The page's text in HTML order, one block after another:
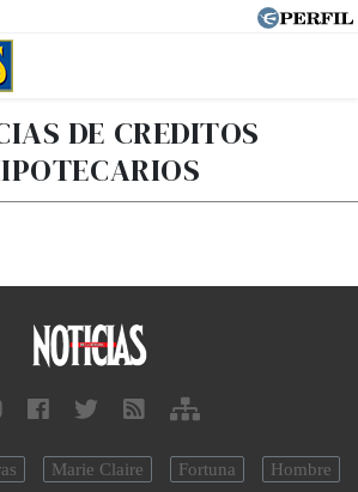
DE CREDITOS
Marie Claire Fortuna
Hombre